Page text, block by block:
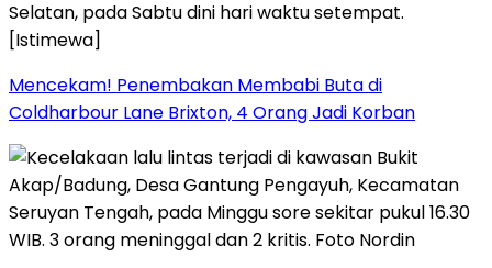
Mencekam! Penembakan Membabi Buta di
Coldharbour Lane Brixton, 4 Orang Jadi Korban